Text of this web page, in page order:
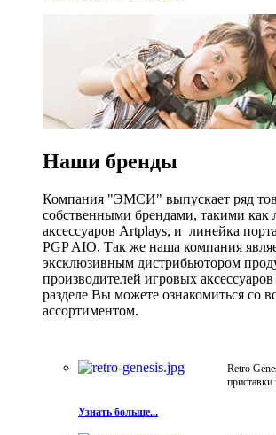
Наши бренды
Компания "ЭМСИ" выпускает ряд
собственными брендами, такими как
аксессуаров Artplays, и линейка
PGP AIO. Так же наша компания
эксклюзивным дистрибьютором
производителей игровых
разделе Вы можете ознакомиться со
ассортиментом.
Retro
Узнать больше...